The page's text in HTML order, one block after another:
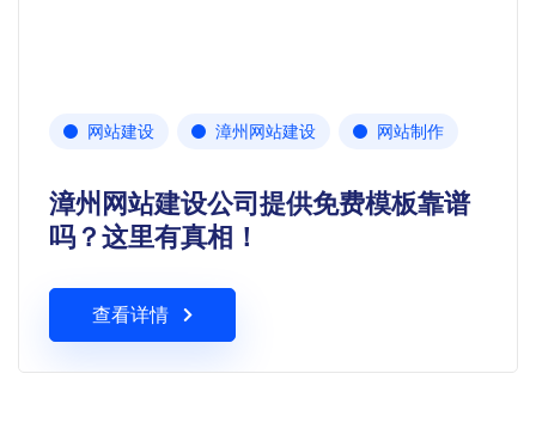
网站建设 漳州网站建设 网站制作
漳州网站建设公司提供免费模板靠谱
吗？这里有真相！
查看详情